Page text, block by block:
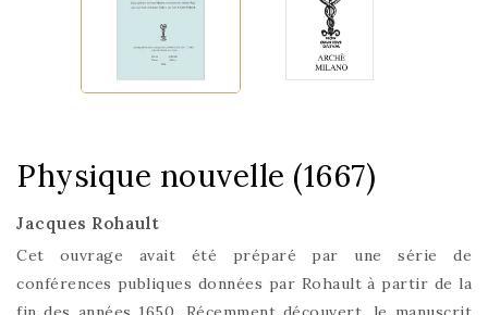
Physique nouvelle (1667)
Jacques Rohault
Cet ouvrage avait été préparé par une série de
conférences publiques données par Rohault à partir de la